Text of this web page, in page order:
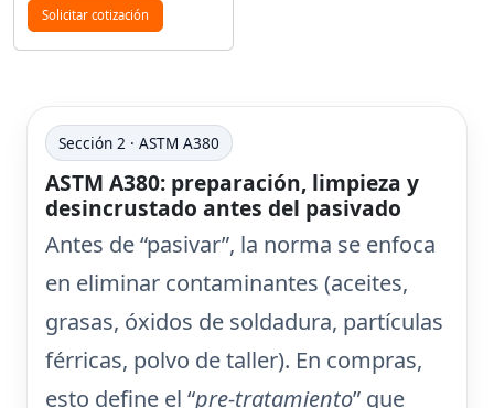
Solicitar cotización
Sección 2 · ASTM A380
ASTM A380: preparación, limpieza y
desincrustado antes del pasivado
Antes de “pasivar”, la norma se enfoca
en eliminar contaminantes (aceites,
grasas, óxidos de soldadura, partículas
férricas, polvo de taller). En compras,
esto define el “pre-tratamiento” que